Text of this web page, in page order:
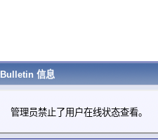
信息
管理员禁止了用户在线状态查看。